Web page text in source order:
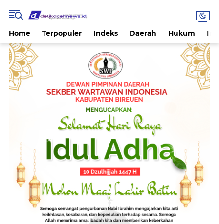
Home Terpopuler Indeks Daerah Hukum